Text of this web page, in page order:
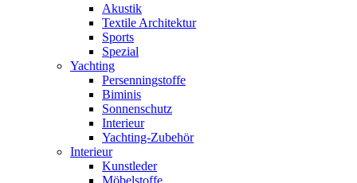
Akustik
Textile Architektur
Sports
Spezial
Yachting
Persenningstoffe
Biminis
Sonnenschutz
Interieur
Yachting-Zubehör
Interieur
Kunstleder
Möbelstoffe